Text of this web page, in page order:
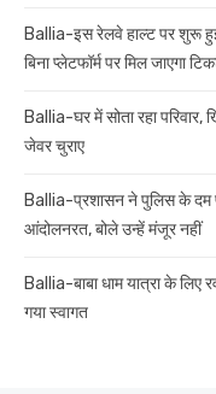
Ballia-इस रेलवे हाल्ट पर शुरू
बिना प्लेटफॉर्म पर मिल जाएगा
Ballia-घर में सोता रहा
जेवर चुराए
Ballia-प्रशासन ने पुलिस के दम
आंदोलनरत, बोले उन्हें मंजूर नहीं
Ballia-बाबा धाम यात्रा के लिए
गया स्वागत